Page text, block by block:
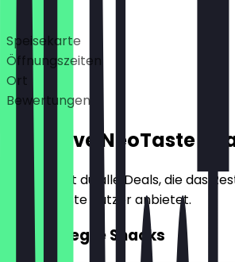
Deals
Speisekarte
Öffnungszeiten
Ort
Bewertungen
Exklusive NeoTaste
Hier findest du alle Deals, die das
für NeoTaste Nutzer anbietet.
2für1 Belegte Snacks